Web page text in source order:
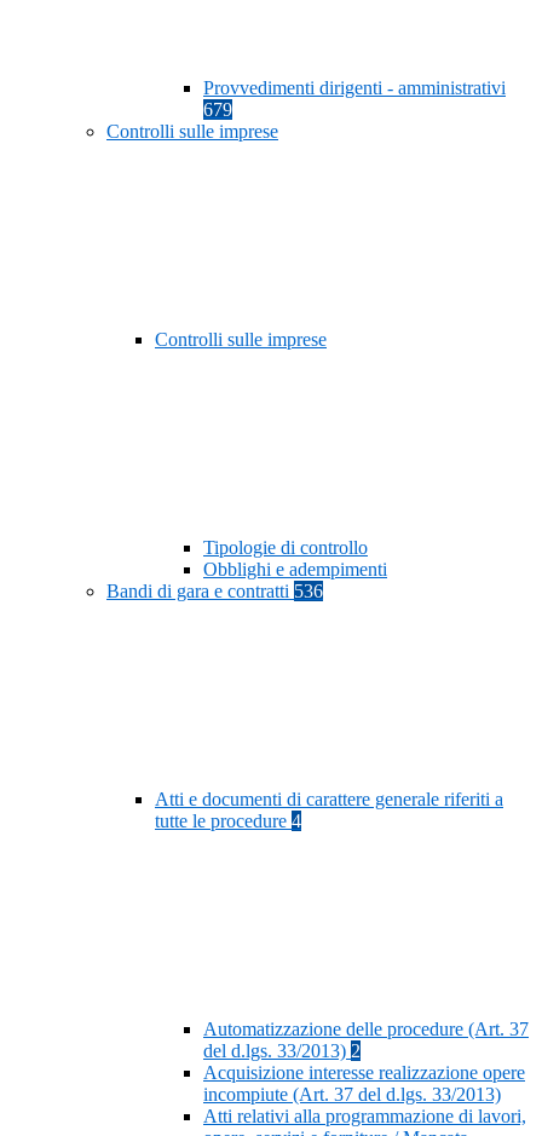
Provvedimenti dirigenti - amministrativi
679
Controlli sulle imprese
Controlli sulle imprese
Tipologie di controllo
Obblighi e adempimenti
Bandi di gara e contratti 536
Atti e documenti di carattere generale riferiti a
tutte le procedure 4
Automatizzazione delle procedure (Art. 37
del d.lgs. 33/2013) 2
Acquisizione interesse realizzazione opere
incompiute (Art. 37 del d.lgs. 33/2013)
Atti relativi alla programmazione di lavori,